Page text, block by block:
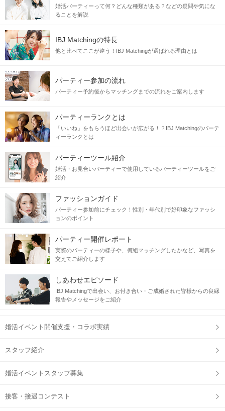
婚活パーティーって何？どんな種類がある？などの疑問や気にな
ることを解説
IBJ Matchingの特長
他と比べてここが違う！IBJ Matchingが選ばれる理由とは
パーティー参加の流れ
パーティー予約後からマッチングまでの流れをご案内します
パーティーランクとは
「いいね」をもらうほど出会いが広がる！？IBJ Matchingのパーテ
ィーランクとは
パーティーツール紹介
婚活・お見合いパーティーで使用しているパーティーツールをご
紹介
ファッションガイド
パーティー参加前にチェック！性別・年代別で好印象なファッシ
ョンのポイント
パーティー開催レポート
実際のパーティーの様子や、何組マッチングしたかなど、写真を
交えてご紹介します
しあわせエピソード
IBJ Matchingで出会い、お付き合い・ご成婚された皆様からの良縁
報告やメッセージをご紹介
婚活イベント開催支援・コラボ実績
スタッフ紹介
婚活イベントスタッフ募集
接客・接遇コンテスト